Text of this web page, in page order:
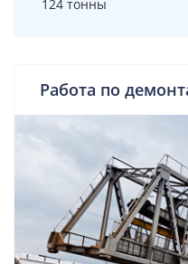
124 тонны
Работа по